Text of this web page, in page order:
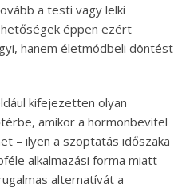
a testi vagy lelki
éppen ezért
hanem életmódbeli döntést
kifejezetten olyan
amikor a hormonbevitel
– ilyen a szoptatás időszaka
alkalmazási forma miatt
alternatívát a